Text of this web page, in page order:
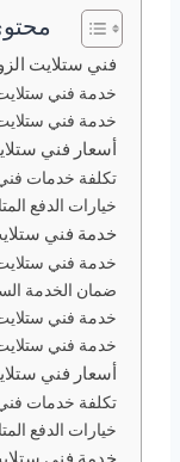
فني ستلايت
خدمة فني
خدمة فني ستلايت
أسعار فني
تكلفة خدمات
خيارات الدفع
خدمة فني
خدمة فني
ضمان الخدمة
خدمة فني
خدمة فني ستلايت
أسعار فني
تكلفة خدمات
خيارات الدفع